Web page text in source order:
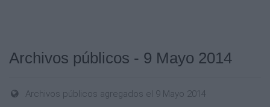
Archivos públicos - 9 Mayo 2014
Archivos públicos agregados el 9 Mayo 2014